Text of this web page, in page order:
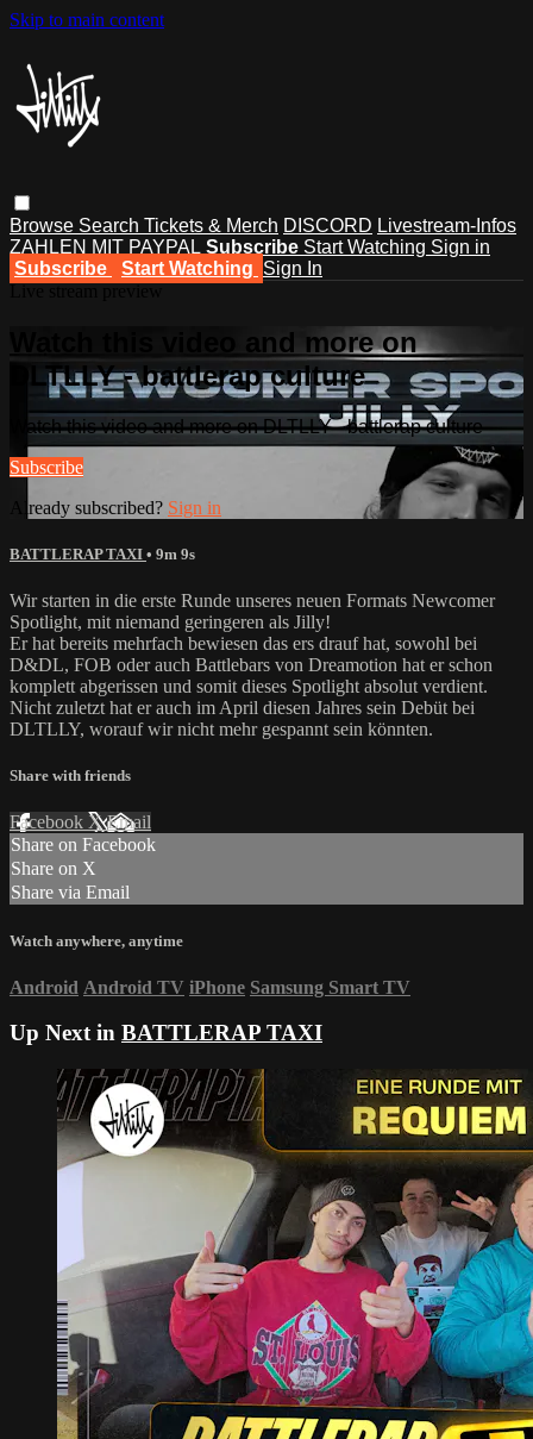
Skip to main content
Browse Search Tickets & Merch DISCORD Livestream-Infos
ZAHLEN MIT PAYPAL Subscribe Start Watching Sign in
Subscribe
Start Watching Sign In
Watch this video and more on
DLTLLY - battlerap culture
Watch this video and more on DLTLLY - battlerap culture
Subscribe
Already subscribed? Sign in
BATTLERAP TAXI • 9m 9s
Wir starten in die erste Runde unseres neuen Formats Newcomer
Spotlight, mit niemand geringeren als Jilly!
Er hat bereits mehrfach bewiesen das ers drauf hat, sowohl bei
D&DL, FOB oder auch Battlebars von Dreamotion hat er schon
komplett abgerissen und somit dieses Spotlight absolut verdient.
Nicht zuletzt hat er auch im April diesen Jahres sein Debüt bei
DLTLLY, worauf wir nicht mehr gespannt sein könnten.
Share with friends
Facebook XEmail
Share on Facebook
Share on X
Share via Email
Watch anywhere, anytime
Android Android TV iPhone Samsung Smart TV
Up Next in BATTLERAP TAXI